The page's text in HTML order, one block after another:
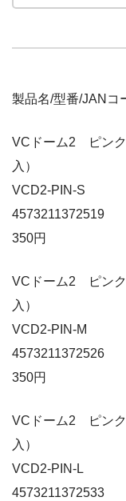
製品名/型番/JANコ
VCドーム2 ピン
入）
VCD2-PIN-S
4573211372519
350円
VCドーム2 ピン
入）
VCD2-PIN-M
4573211372526
350円
VCドーム2 ピン
入）
VCD2-PIN-L
4573211372533